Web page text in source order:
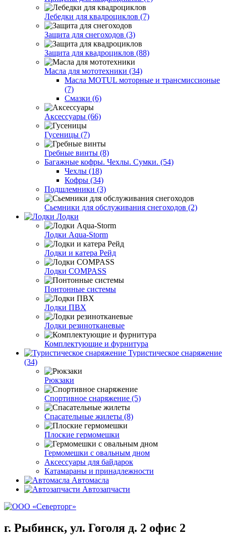
Лебедки для квадроциклов (7)
Защита для снегоходов (3)
Защита для квадроциклов (88)
Масла для мототехники (34)
Масла MOTUL моторные и трансмиссионые
(7)
Смазки (6)
Аксессуары (66)
Гусеницы (7)
Гребные винты (8)
Багажные кофры. Чехлы. Сумки. (54)
Чехлы (18)
Кофры (34)
Подшлемники (3)
Сьемники для обслуживания снегоходов (2)
Лодки
Лодки Aqua-Storm
Лодки и катера Рейд
Лодки COMPASS
Понтонные системы
Лодки ПВХ
Лодки резинотканевые
Комплектующие и фурнитура
Туристическое снаряжение
(34)
Рюкзаки
Спортивное снаряжение (5)
Спасательные жилеты (8)
Плоские гермомешки
Гермомешки с овальным дном
Аксессуары для байдарок
Катамараны и принадлежности
Автомасла
Автозапчасти
г. Рыбинск, ул. Гоголя д. 2 офис 2